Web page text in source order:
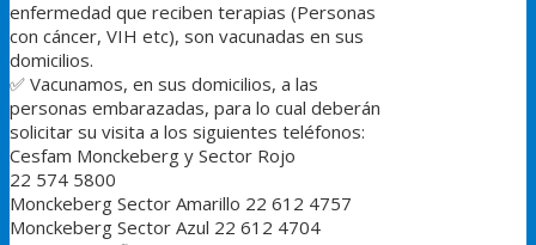
enfermedad que reciben terapias (Personas
con cáncer, VIH etc), son vacunadas en sus
domicilios.
✅ Vacunamos, en sus domicilios, a las
personas embarazadas, para lo cual deberán
solicitar su visita a los siguientes teléfonos:
Cesfam Monckeberg y Sector Rojo
22 574 5800‬
Monckeberg Sector Amarillo 22 612 4757‬
Monckeberg Sector Azul 22 612 4704‬